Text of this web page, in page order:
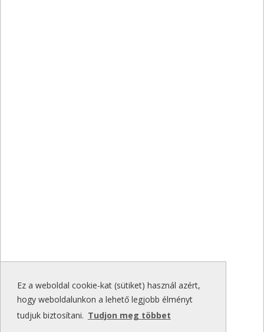
Ez a weboldal cookie-kat (sütiket) használ azért,
hogy weboldalunkon a lehető legjobb élményt
tudjuk biztosítani. Tudjon meg többet